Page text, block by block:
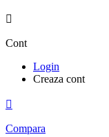

Cont
Login
Creaza cont

Compara